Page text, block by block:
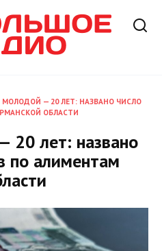
— 20 ЛЕТ: НАЗВАНО ЧИСЛО
ОБЛАСТИ
20 лет: названо
по алиментам